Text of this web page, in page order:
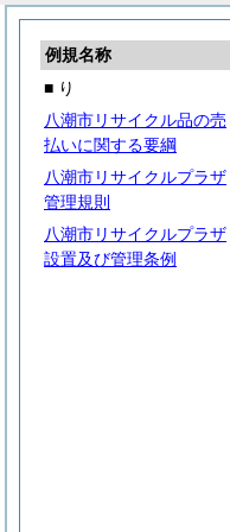
例規名称
■ り
八潮市リサイクル品の売
払いに関する要綱
八潮市リサイクルプラザ
管理規則
八潮市リサイクルプラザ
設置及び管理条例